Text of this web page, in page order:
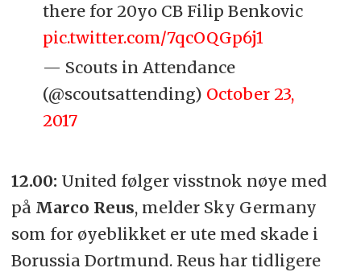
there for 20yo CB Filip Benkovic
pic.twitter.com/7qcOQGp6j1
— Scouts in Attendance
(@scoutsattending) October 23,
2017
12.00: United følger visstnok nøye med
på Marco Reus, melder Sky Germany
som for øyeblikket er ute med skade i
Borussia Dortmund. Reus har tidligere